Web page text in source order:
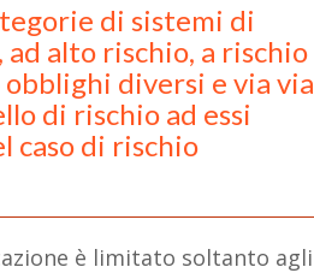
di sistemi di
alto rischio, a rischio
diversi e via via
di rischio ad essi
caso di rischio
è limitato soltanto agli